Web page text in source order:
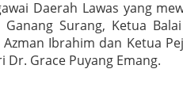
Daerah Lawas yang
Ganang Surang, Ketua
Ibrahim dan Ketua
Dr. Grace Puyang Emang.